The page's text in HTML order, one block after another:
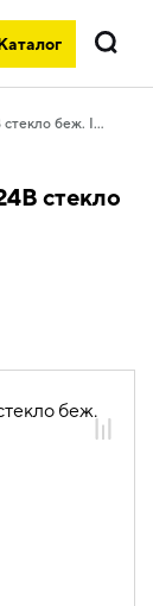
Поиск
SKANDY Рамка 4-местная SK-F24B стекло беж. IEK
стекло